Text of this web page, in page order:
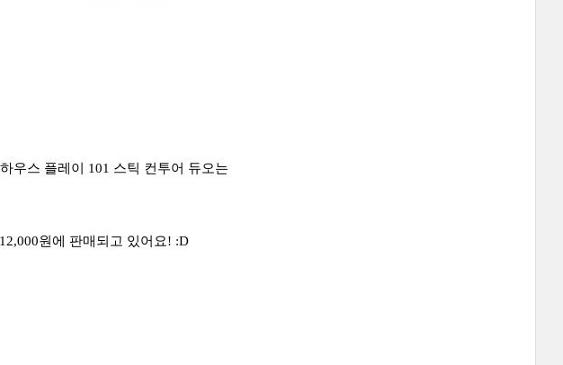
우스 플레이 101 스틱 컨투어 듀오는
12,000원에 판매되고 있어요! :D